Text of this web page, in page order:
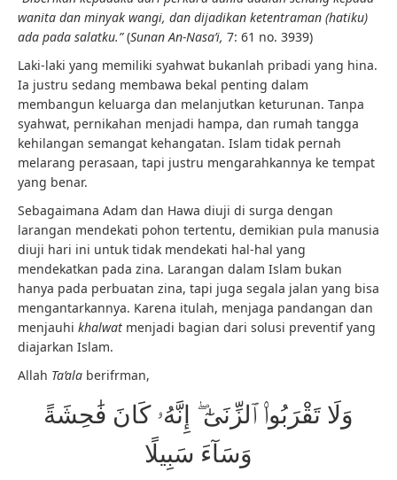
wanita dan minyak wangi, dan dijadikan ketentraman (hatiku)
ada pada salatku.”(Sunan An-Nasa’i, 7: 61 no. 3939)
Laki-laki yang memiliki syahwat bukanlah pribadi yang hina.
Ia justru sedang membawa bekal penting dalam
membangun keluarga dan melanjutkan keturunan. Tanpa
syahwat, pernikahan menjadi hampa, dan rumah tangga
kehilangan semangat kehangatan. Islam tidak pernah
melarang perasaan, tapi justru mengarahkannya ke tempat
yang benar.
Sebagaimana Adam dan Hawa diuji di surga dengan
larangan mendekati pohon tertentu, demikian pula manusia
diuji hari ini untuk tidak mendekati hal-hal yang
mendekatkan pada zina. Larangan dalam Islam bukan
hanya pada perbuatan zina, tapi juga segala jalan yang bisa
mengantarkannya. Karena itulah, menjaga pandangan dan
menjauhi khalwat menjadi bagian dari solusi preventif yang
diajarkan Islam.
Allah Ta’ala berifrman,
وَلَا تَقْرَبُوا۟ ٱلزِّنَىٰٓ ۖ إِنَّهُۥ كَانَ فَٰحِشَةً
وَسَآءَ سَبِيلًا